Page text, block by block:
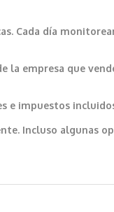
Cada día
empresa que
e impuestos
Incluso algunas